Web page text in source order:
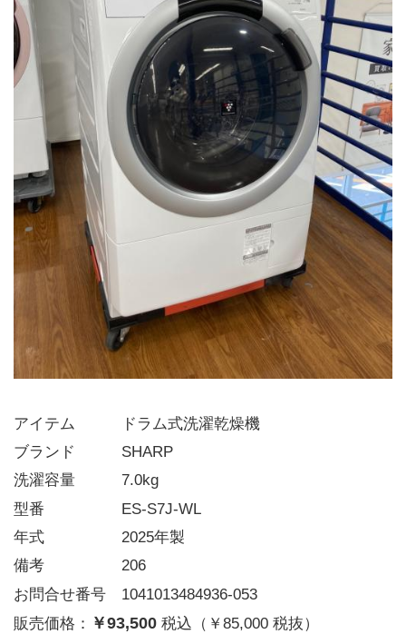
アイテム   ドラム式洗濯乾燥機
ブランド   SHARP
洗濯容量   7.0kg
型番     ES-S7J-WL
年式     2025年製
備考     206
お問合せ番号 1041013484936-053
販売価格： ￥93,500 税込（￥85,000 税抜）